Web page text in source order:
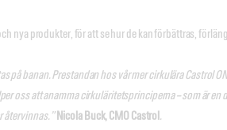
produkter, för att se hur de kan förbättras,
på banan. Prestandan hos vår mer cirkulära Castrol
oss att anamma cirkuläritetsprinciperna – som är en
återvinnas.”Nicola Buck, CMO Castrol .